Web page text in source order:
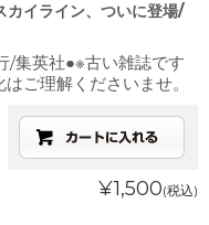
カイライン、ついに登場/
/集英社●※古い雑誌です
ご理解くださいませ。
¥1,500(税込)